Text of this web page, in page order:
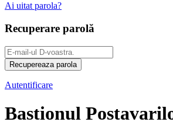
Ai uitat parola?
Recuperare parolă
Autentificare
Bastionul